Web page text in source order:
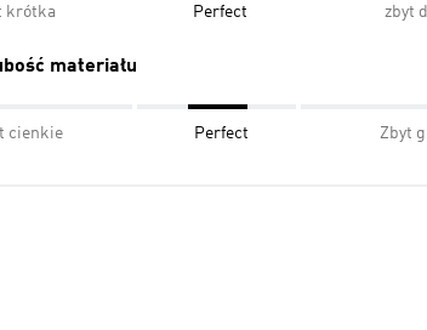
krótka Perfect zbyt
materiału
cienkie Perfect Zbyt